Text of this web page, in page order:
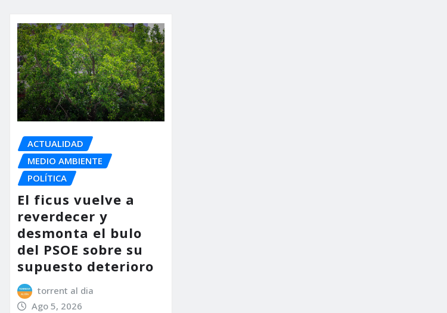
ACTUALIDAD
MEDIO AMBIENTE
POLÍTICA
El ficus vuelve a
reverdecer y
desmonta el bulo
del PSOE sobre su
supuesto deterioro
torrent al dia
Ago 5, 2026